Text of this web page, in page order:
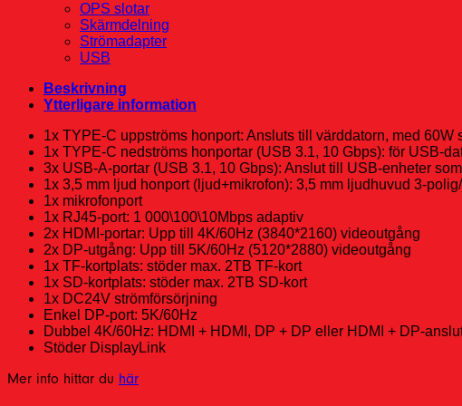
OPS slotar
Skärmdelning
Strömadapter
USB
Beskrivning
Ytterligare information
1x TYPE-C uppströms honport: Ansluts till värddatorn, med 60W
1x TYPE-C nedströms honportar (USB 3.1, 10 Gbps): för USB-
3x USB-A-portar (USB 3.1, 10 Gbps): Anslut till USB-enheter
1x 3,5 mm ljud honport (ljud+mikrofon): 3,5 mm ljudhuvud 3-
1x mikrofonport
1x RJ45-port: 1 000\100\10Mbps adaptiv
2x HDMI-portar: Upp till 4K/60Hz (3840*2160) videoutgång
2x DP-utgång: Upp till 5K/60Hz (5120*2880) videoutgång
1x TF-kortplats: stöder max. 2TB TF-kort
1x SD-kortplats: stöder max. 2TB SD-kort
1x DC24V strömförsörjning
Enkel DP-port: 5K/60Hz
Dubbel 4K/60Hz: HDMI + HDMI, DP + DP eller HDMI + DP-
Stöder DisplayLink
Mer info hittar du här